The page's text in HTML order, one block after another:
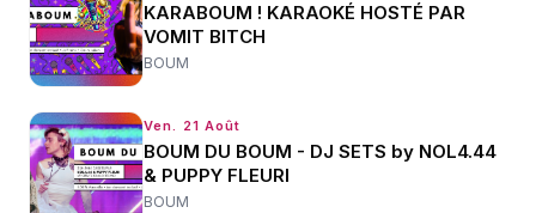
KARABOUM ! KARAOKÉ HOSTÉ PAR
VOMIT BITCH
BOUM
Ven. 21 Août
BOUM DU BOUM - DJ SETS by NOL4.44
& PUPPY FLEURI
BOUM